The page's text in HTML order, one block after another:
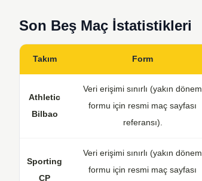
Son Beş Maç İstatistikleri
Takım Form
Athletic
Bilbao
Veri erişimi sınırlı (yakın dönem
formu için resmi maç sayfası
referansı).
Sporting
CP
Veri erişimi sınırlı (yakın dönem
formu için resmi maç sayfası